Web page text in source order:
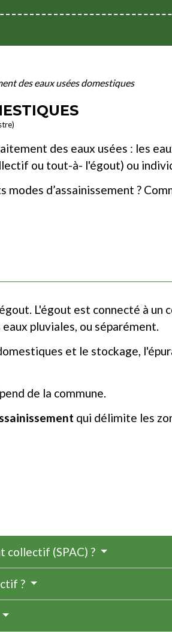
des eaux usées domestiques
des eaux usées : les
ou tout-à- l'égout) ou
d’assainissement ?
L'égout est connecté à un
pluviales, ou séparément.
et le stockage,
de la commune.
qui délimite les
collectif (SPAC) ?
?